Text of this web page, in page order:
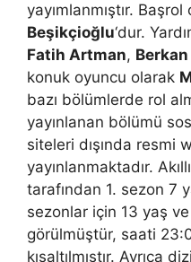
yayımlanmıştır.
Beşikçioğlu‘dur.
Fatih Artman, Berkan
konuk oyuncu olarak
bazı bölümlerde rol
yayınlanan bölümü
siteleri dışında resmi
yayınlanmaktadır.
tarafından 1. sezon 7
sezonlar için 13 yaş
görülmüştür, saati
kısaltılmıştır. Ayrıca